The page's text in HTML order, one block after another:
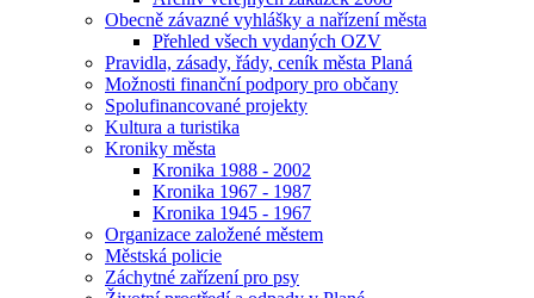
Obecně závazné vyhlášky a nařízení města
Přehled všech vydaných OZV
Pravidla, zásady, řády, ceník města Planá
Možnosti finanční podpory pro občany
Spolufinancované projekty
Kultura a turistika
Kroniky města
Kronika 1988 - 2002
Kronika 1967 - 1987
Kronika 1945 - 1967
Organizace založené městem
Městská policie
Záchytné zařízení pro psy